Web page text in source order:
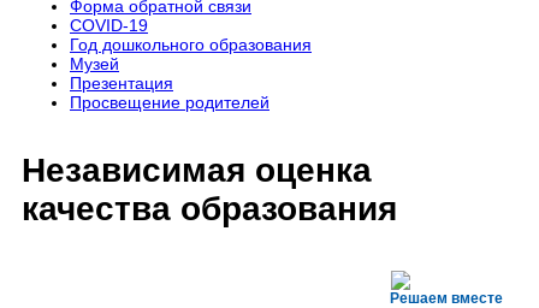
Форма обратной связи
COVID-19
Год дошкольного образования
Музей
Презентация
Просвещение родителей
Независимая оценка
качества образования
Решаем вместе